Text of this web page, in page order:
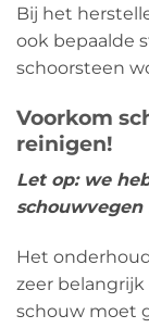
Bij het
ook bepaalde
schoorsteen
Voorkom
reinigen!
Let op: we
Het
zeer
schouw moet